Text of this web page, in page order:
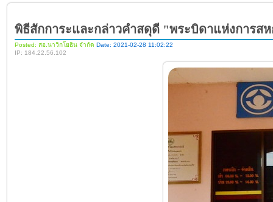
พิธีสักการะและกล่าวคำสดุดี "พระบิดาแห่งการส
Posted: สอ.นาวิกโยธิน จำกัด Date: 2021-02-28 11:02:22
IP: 184.22.56.102